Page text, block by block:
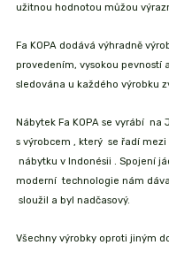
užitnou hodnotou můžou
Fa KOPA dodává výhradně
provedením, vysokou pevností
sledována u každého výrobku
Nábytek Fa KOPA se vyrábí
s výrobcem , který se řadí
nábytku v Indonésii . Spojení
moderní technologie nám
sloužil a byl nadčasový.
Všechny výrobky oproti jiným